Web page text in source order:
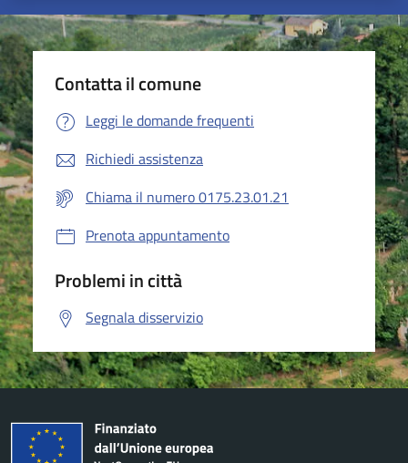
Contatta il comune
Leggi le domande frequenti
Richiedi assistenza
Chiama il numero 0175.23.01.21
Prenota appuntamento
Problemi in città
Segnala disservizio